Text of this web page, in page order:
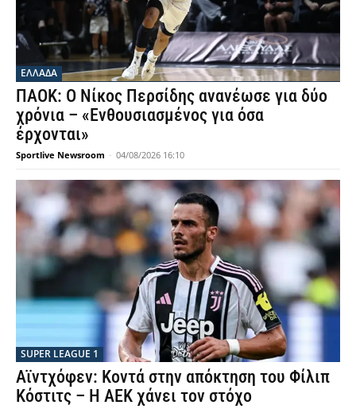
ΕΛΛΑΔΑ
ΠΑΟΚ: Ο Νίκος Περσίδης ανανέωσε για δύο
χρόνια – «Ενθουσιασμένος για όσα
έρχονται»
Sportlive Newsroom - 04/08/2026 16:10
SUPER LEAGUE 1
Αϊντχόφεν: Κοντά στην απόκτηση του Φίλιπ
Κόστιτς – Η ΑΕΚ χάνει τον στόχο